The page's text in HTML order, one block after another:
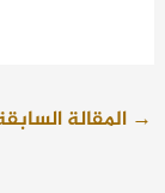
→ المقالة